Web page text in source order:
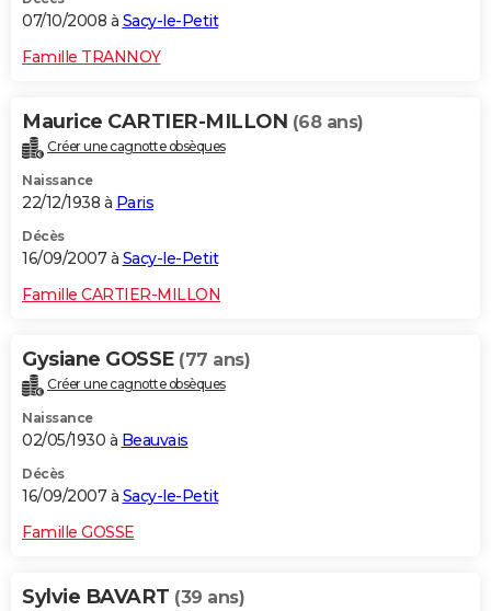
07/10/2008 à Sacy-le-Petit
Famille TRANNOY
Maurice CARTIER-MILLON (68 ans)
Créer une cagnotte obsèques
Naissance
22/12/1938 à Paris
Décès
16/09/2007 à Sacy-le-Petit
Famille CARTIER-MILLON
Gysiane GOSSE (77 ans)
Créer une cagnotte obsèques
Naissance
02/05/1930 à Beauvais
Décès
16/09/2007 à Sacy-le-Petit
Famille GOSSE
Sylvie BAVART (39 ans)